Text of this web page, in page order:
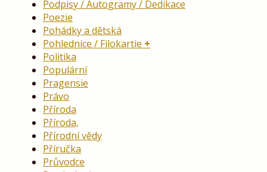
Podpisy / Autogramy / Dedikace
Poezie
Pohádky a dětská
Pohlednice / Filokartie
Politika
Populární
Pragensie
Právo
Příroda
Příroda,
Přírodní vědy
Příručka
Průvodce